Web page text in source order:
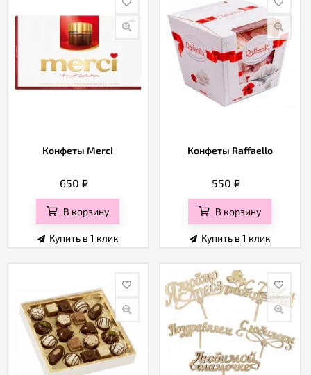
Конфеты Merci
650 ₽
В корзину
Купить в 1 клик
Конфеты Raffaello
550 ₽
В корзину
Купить в 1 клик